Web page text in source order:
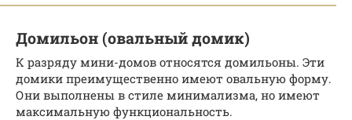
Домильон (овальный домик)
К разряду мини-домов относятся домильоны. Эти
домики преимущественно имеют овальную форму.
Они выполнены в стиле минимализма, но имеют
максимальную функциональность.